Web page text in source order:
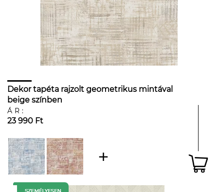
Dekor tapéta rajzolt geometrikus mintával
beige színben
ÁR:
23 990 Ft